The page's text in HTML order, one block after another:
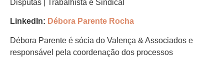
Disputas | Trabalhista e Sindical
LinkedIn: Débora Parente Rocha
Débora Parente é sócia do Valença & Associados e
responsável pela coordenação dos processos